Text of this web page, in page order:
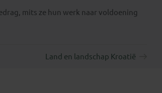
mits ze hun werk naar voldoening
Land en landschap Kroatië